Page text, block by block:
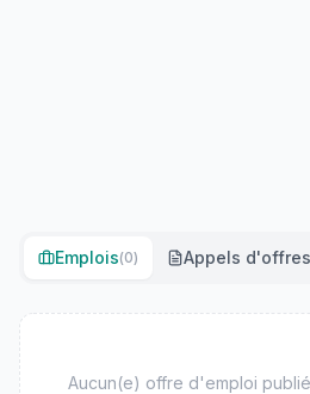
Emplois(0) Appels d'offres
Aucun(e) offre d'emploi